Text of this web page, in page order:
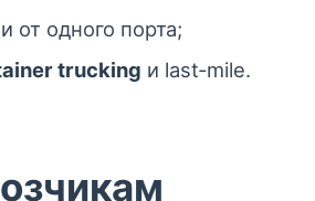
от одного порта;
trucking и last‑mile.